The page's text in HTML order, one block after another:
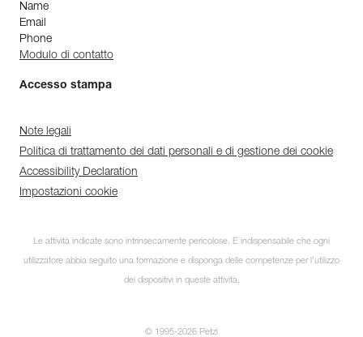
Name
Email
Phone
Modulo di contatto
Accesso stampa
Note legali
Politica di trattamento dei dati personali e di gestione dei cookie
Accessibility Declaration
Impostazioni cookie
Le attività indicate sono intrinsecamente pericolose. È indispensabile che ogni
utilizzatore abbia seguito una formazione e disponga delle competenze per l’utilizzo
dei dispositivi in queste attività.
© 1995-2026 Petzl